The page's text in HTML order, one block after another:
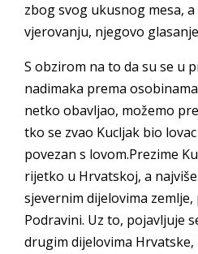
zbog svog ukusnog mesa,
vjerovanju, njegovo
S obzirom na to da su se u
nadimaka prema
netko obavljao, možemo
tko se zvao Kucljak bio
povezan s lovom.Prezime
rijetko u Hrvatskoj, a
sjevernim dijelovima
Podravini. Uz to, pojavljuje
drugim dijelovima Hrvatske,